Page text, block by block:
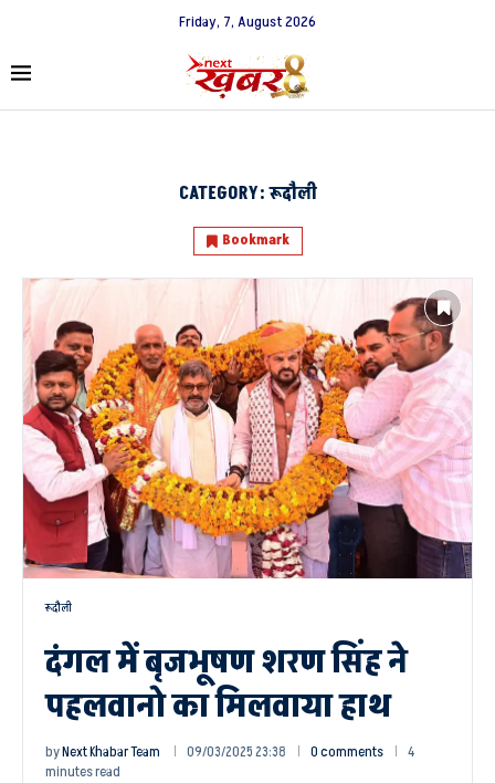
Friday, 7, August 2026
CATEGORY: रूदौली
Bookmark
रूदौली
दंगल में बृजभूषण शरण सिंह ने
पहलवानो का मिलवाया हाथ
byNext Khabar Team 09/03/2025 23:38 0 comments
4
minutes read